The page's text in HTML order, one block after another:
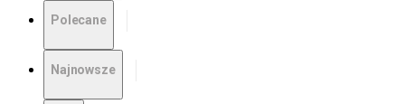
Polecane
Najnowsze